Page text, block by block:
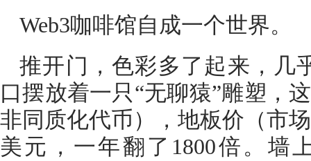
Web3咖啡馆自成一个世界。
推开门，色彩多了起来，几
口摆放着一只“无聊猿”雕塑，
非同质化代币），地板价（市
美元，一年翻了1800倍。墙